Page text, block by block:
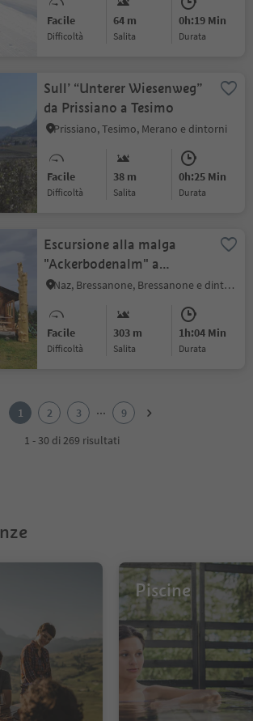
Facile
Difficoltà
64 m
Salita
0h:19 Min
durata
Sull’ “Unterer Wiesenweg”
da Prissiano a Tesimo
Prissiano, Tesimo, Merano e dintorni
Facile
Difficoltà
38 m
Salita
0h:25 Min
durata
Escursione alla malga
"Ackerbodenalm" a
Ploseberg
Naz, Bressanone, Bressanone e dintorni
Facile
Difficoltà
303 m
Salita
1h:04 Min
durata
1 2 3 ...
9
1 - 30 di 269 risultati
Piscine